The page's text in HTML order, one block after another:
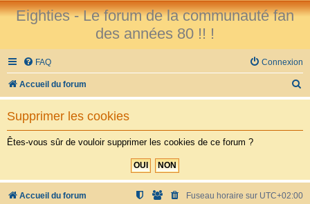
Eighties - Le forum de la communauté fan
des années 80 !! !
FAQ Connexion
Accueil du forum
e
Supprimer les cookies
Êtes-vous sûr de vouloir supprimer les cookies de ce forum ?
Accueil du forum Fuseau horaire sur UTC+02:00